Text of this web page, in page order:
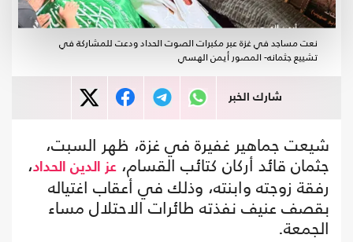
نعت مساجد في غزة عبر مكبرات الصوت الحداد ودعت للمشاركة في
تشييع جثمانه- المصور أيمن الهسي
شارك الخبر
شيعت جماهير غفيرة في غزة، ظهر السبت،
جثمان قائد أركان كتائب القسام، عز الدين الحداد،
رفقة زوجته وابنته، وذلك في أعقاب اغتياله
بقصف عنيف نفذته طائرات الاحتلال مساء
الجمعة.